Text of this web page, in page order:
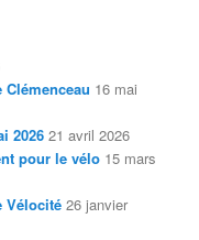
16 mai
2026 21 avril 2026
pour le vélo 15 mars
Vélocité 26 janvier